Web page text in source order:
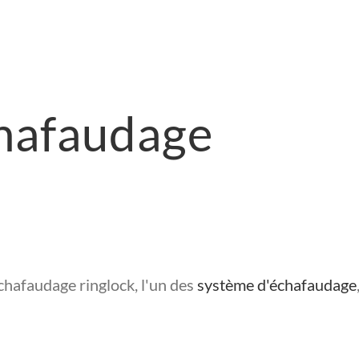
ringlock, l'un des système d'échafaudage,